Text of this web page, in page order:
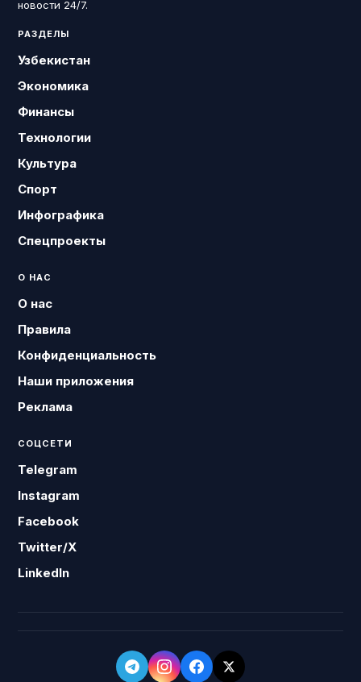
новости 24/7.
РАЗДЕЛЫ
Узбекистан
Экономика
Финансы
Технологии
Культура
Спорт
Инфографика
Спецпроекты
О НАС
О нас
Правила
Конфиденциальность
Наши приложения
Реклама
СОЦСЕТИ
Telegram
Instagram
Facebook
Twitter/X
LinkedIn